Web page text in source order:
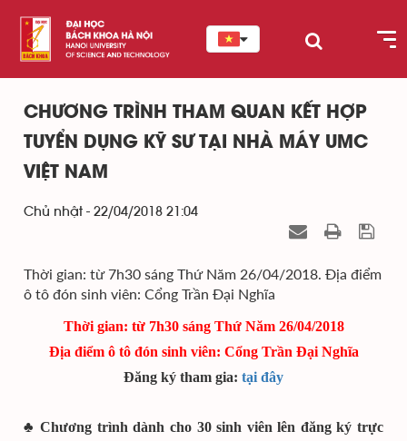
CHƯƠNG TRÌNH THAM QUAN KẾT HỢP
TUYỂN DỤNG KỸ SƯ TẠI NHÀ MÁY UMC
VIỆT NAM
Chủ nhật - 22/04/2018 21:04
Thời gian: từ 7h30 sáng Thứ Năm 26/04/2018. Địa điểm
ô tô đón sinh viên: Cổng Trần Đại Nghĩa
Thời gian: từ 7h30 sáng Thứ Năm 26/04/2018
Địa điểm ô tô đón sinh viên: Cổng Trần Đại Nghĩa
Đăng ký tham gia: tại đây
♣ Chương trình dành cho 30 sinh viên lên đăng ký trực